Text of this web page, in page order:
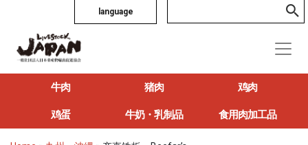
language
牛肉 猪肉 鸡肉
鸡蛋 牛奶・乳制品 食用肉加工品